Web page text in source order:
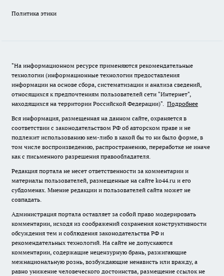
Политика этики
"На информационном ресурсе применяются рекомендательные
технологии (информационные технологии предоставления
информации на основе сбора, систематизации и анализа сведений,
относящихся к предпочтениям пользователей сети "Интернет",
находящихся на территории Российской Федерации)". Подробнее
Вся информация, размещенная на данном сайте, охраняется в
соответствии с законодательством РФ об авторском праве и не
подлежит использованию кем-либо в какой бы то ни было форме, в
том числе воспроизведению, распространению, переработке не иначе
как с письменного разрешения правообладателя.
Редакция портала не несет ответственности за комментарии и
материалы пользователей, размещенные на сайте ko44.ru и его
субдоменах. Мнение редакции и пользователей сайта может не
совпадать.
Администрация портала оставляет за собой право модерировать
комментарии, исходя из соображений сохранения конструктивности
обсуждения тем и соблюдения законодательства РФ и
рекомендательных технологий. На сайте не допускаются
комментарии, содержащие нецензурную брань, разжигающие
межнациональную рознь, возбуждающие ненависть или вражду, а
равно унижение человеческого достоинства, размещение ссылок не